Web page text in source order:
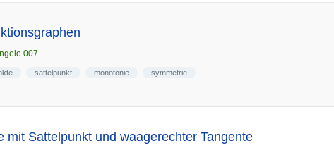
007
sattelpunkt monotonie symmetrie
mit Sattelpunkt und waagerechter Tangente